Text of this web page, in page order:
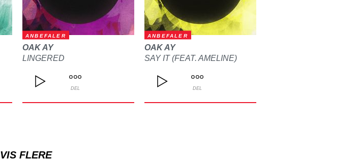
ANBEFALER
OAK AY
LINGERED
DEL
ANBEFALER
OAK AY
SAY IT (FEAT. AMELINE)
DEL
VIS FLERE